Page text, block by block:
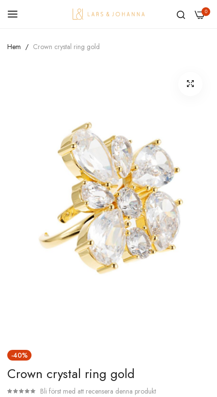
0
till
Hem Crown crystal ring gold
till
början
av
-40%
Crown crystal ring gold
Bli först med att recensera denna produkt